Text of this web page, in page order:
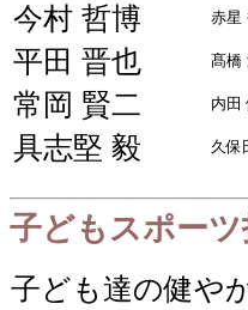
今村 哲博 赤星
平田 晋也 髙橋
常岡 賢二 内田
具志堅 毅 久保
子どもスポー
子ども達の健や